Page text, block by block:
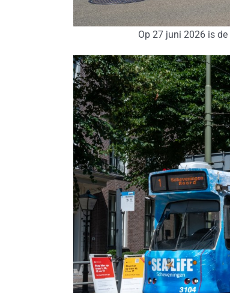
Op 27 juni 2026 is